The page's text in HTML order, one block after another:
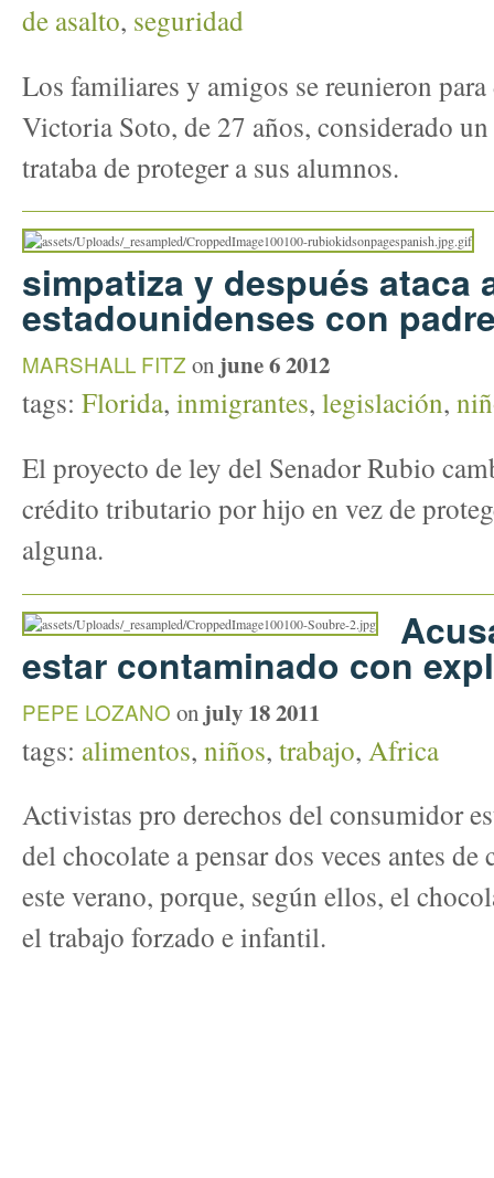
de asalto, seguridad
Los familiares y amigos se reunieron para
Victoria Soto, de 27 años, considerado un
trataba de proteger a sus alumnos.
simpatiza y después ataca
estadounidenses con
MARSHALL FITZ on june 6 2012
tags: Florida, inmigrantes, legislación,
El proyecto de ley del Senador Rubio
crédito tributario por hijo en vez de
alguna.
estar contaminado con
PEPE LOZANO on july 18 2011
tags: alimentos, niños, trabajo, Africa
Activistas pro derechos del consumidor
del chocolate a pensar dos veces antes
este verano, porque, según ellos, el
el trabajo forzado e infantil.